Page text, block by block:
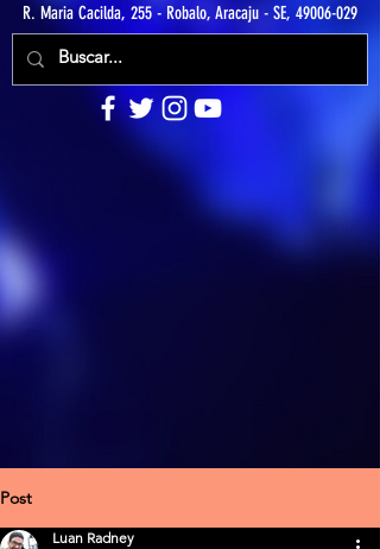
R. Maria Cacilda, 255 - Robalo, Aracaju - SE, 49006-029
Post
Luan Radney